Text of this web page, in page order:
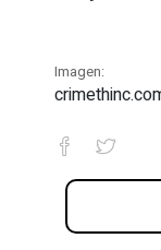
Imagen: